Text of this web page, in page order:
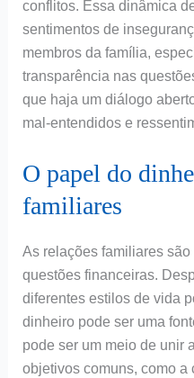
conflitos. Essa dinâmica
sentimentos de
membros da família,
transparência nas
que haja um diálogo
mal-entendidos e
O papel do
familiares
As relações familiares
questões financeiras.
diferentes estilos de vida
dinheiro pode ser uma
pode ser um meio de unir
objetivos comuns, como a